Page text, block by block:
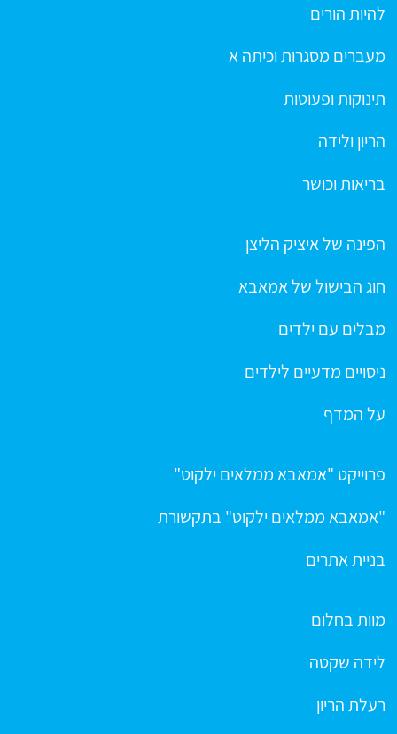
להיות הורים
מעברים מסגרות וכיתה א
תינוקות ופעוטות
הריון ולידה
בריאות וכושר
הפינה של איציק הליצן
חוג הבישול של אמאבא
מבלים עם ילדים
ניסויים מדעיים לילדים
על המדף
פרוייקט "אמאבא ממלאים ילקוט"
"אמאבא ממלאים ילקוט" בתקשורת
בניית אתרים
מוות בחלום
לידה שקטה
רעלת הריון